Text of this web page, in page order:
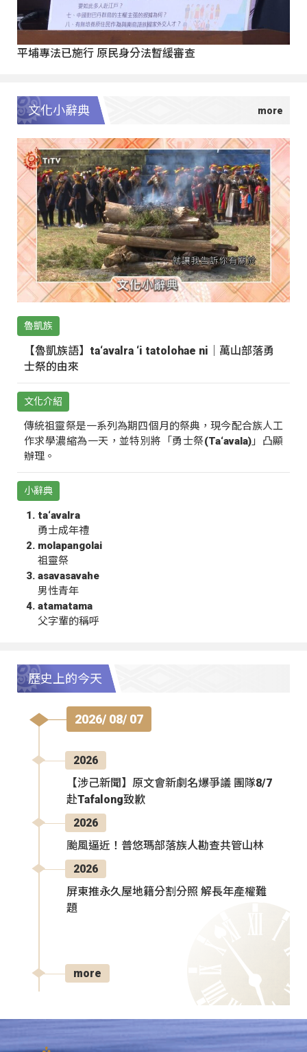
平埔專法已施行 原民身分法暫緩審查
文化小辭典
魯凱族
【魯凱族語】ta‘avalra ‘i tatolohae ni｜萬山部落勇
士祭的由來
文化介紹
傳統祖靈祭是一系列為期四個月的祭典，現今配合族人工
作求學濃縮為一天，並特別將「勇士祭(Ta‘avala)」凸顯
辦理。
小辭典
ta‘avalra
勇士成年禮
molapangolai
祖靈祭
asavasavahe
男性青年
atamatama
父字輩的稱呼
歷史上的今天
2026/ 08/ 07
2026
【涉己新聞】原文會新劇名爆爭議 團隊8/7
赴Tafalong致歉
2026
颱風逼近！普悠瑪部落族人勘查共管山林
2026
屏東推永久屋地籍分割分照 解長年產權難
題
more